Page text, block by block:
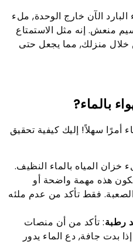
البارد الآن خارج الوحدة, ملء
منعش. إنه مثل الاستمتاع
خلال منزلك, مما يجعل حتى
بالماء?
أمرًا سهلاً! إليك كيفية تحقيق
خزان المياه بالماء النظيف.
هذه مهمة واضحة أو
فقط تأكد من عدم ملئه
رطبة: تأكد من أن منصات
بدت جافة, دع الماء يدور